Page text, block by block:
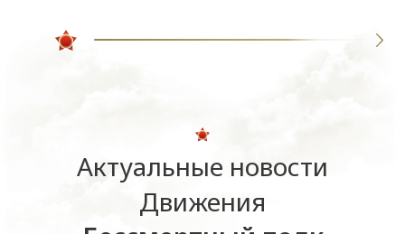
Актуальные новости
Движения